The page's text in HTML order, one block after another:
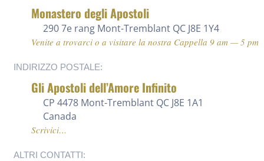
Monastero degli Apostoli
290 7e rang Mont-Tremblant QC J8E 1Y4
Venite a trovarci o a visitare la nostra Cappella 9 am — 5 pm
INDIRIZZO POSTALE:
Gli Apostoli dell’Amore Infinito
CP 4478 Mont-Tremblant QC J8E 1A1
Canada
Scrivici…
ALTRI CONTATTI: